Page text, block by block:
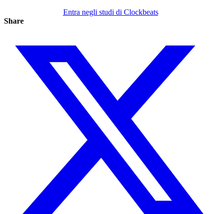
Entra negli studi di Clockbeats
Share